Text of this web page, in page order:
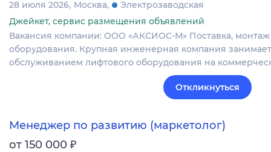
28 июля 2026 Москва
Электрозаводская
Джейкет, сервис размещения объявлений
Вакансия компании: ООО «АКСИОС-М» Поставка,
оборудования. Крупная инженерная компания
обслуживанием лифтового оборудования на
Откликнуться
Менеджер по развитию (маркетолог)
от 150 000 ₽